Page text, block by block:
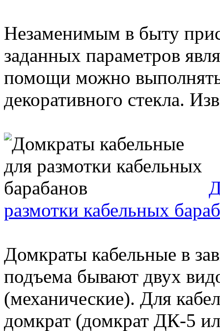
Незаменимым в быту
заданных параметров
помощи можно
декоративного стекла.
размотки кабельных
Домкраты кабельные в
подъема бывают двух
(механические). Для
домкрат (домкрат ДК-5